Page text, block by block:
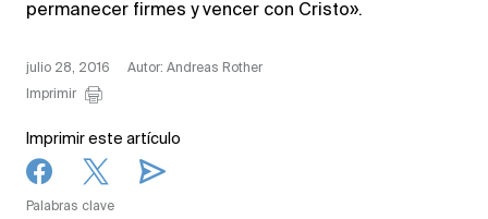
permanecer firmes y vencer con Cristo».
julio 28, 2016
Autor: Andreas Rother
Imprimir
Imprimir este artículo
Palabras clave